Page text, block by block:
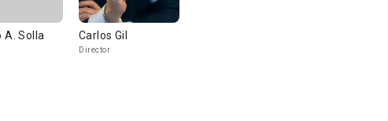
A. Solla Carlos Gil
Director